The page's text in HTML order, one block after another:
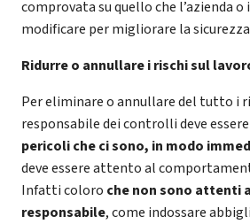
comprovata su quello che l’azienda
modificare per migliorare la
Ridurre o annullare i rischi sul
Per eliminare o annullare del tutto i
responsabile dei controlli deve
pericoli che ci sono, in modo
deve essere attento al
Infatti coloro che non sono attenti
responsabile, come indossare